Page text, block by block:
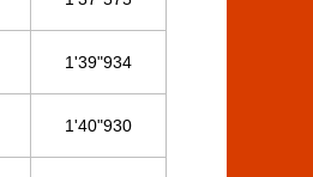
1'39"934
1'40"930